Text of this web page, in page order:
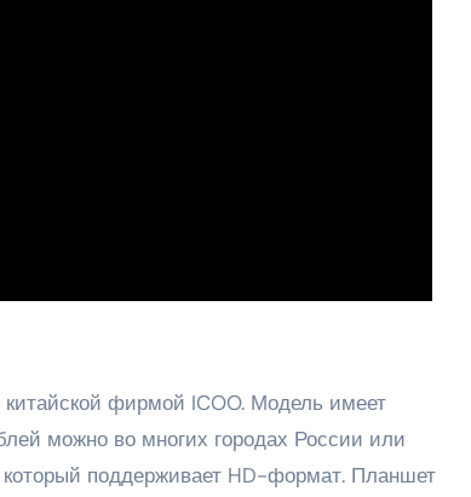
фирмой ICOO. Модель имеет
можно во многих городах России или
который поддерживает HD-формат. Планшет